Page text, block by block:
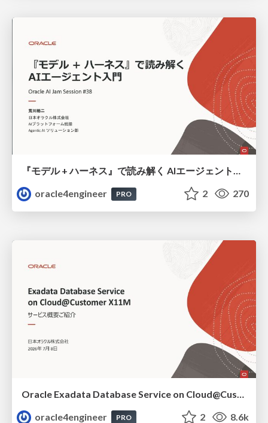
『モデル + ハーネス』で読み解く AIエージェント入門
oracle4engineer
PRO 2 270
oracle4engineer
PRO 2 8.6k